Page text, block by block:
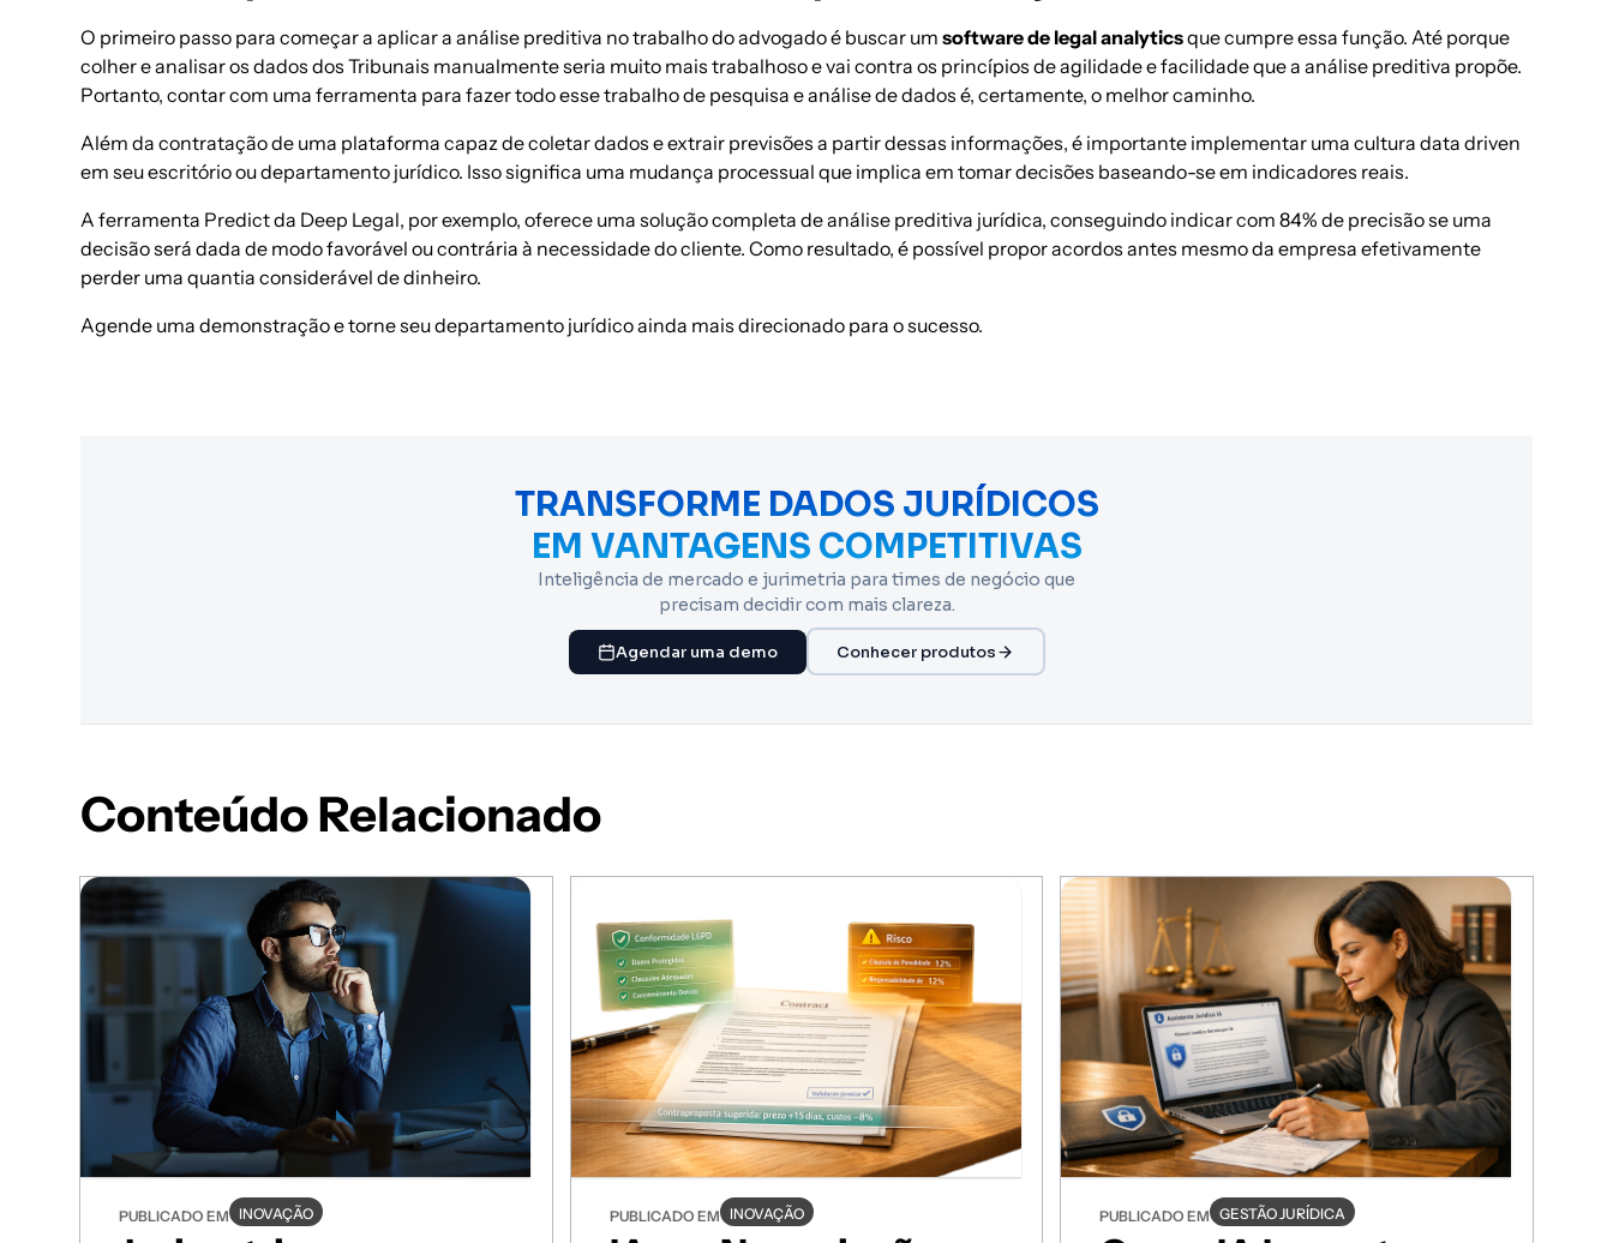
O primeiro passo para começar a aplicar a análise preditiva no trabalho do advogado é buscar um software de legal analyticsque cumpre essa função. Até porque
colher e analisar os dados dos Tribunais manualmente seria muito mais trabalhoso e vai contra os princípios de agilidade e facilidade que a análise preditiva propõe.
Portanto, contar com uma ferramenta para fazer todo esse trabalho de pesquisa e análise de dados é, certamente, o melhor caminho.
Além da contratação de uma plataforma capaz de coletar dados e extrair previsões a partir dessas informações, é importante implementar umacultura data driven
em seu escritório ou departamento jurídico. Isso significa uma mudança processual que implica em tomar decisões baseando-se em indicadores reais.
A ferramenta Predict da Deep Legal, por exemplo, oferece uma solução completa de análise preditiva jurídica, conseguindo indicar com 84% de precisão se uma
decisão será dada de modo favorável ou contrária à necessidade do cliente. Como resultado, é possível propor acordos antes mesmo da empresa efetivamente
perder uma quantia considerável de dinheiro.
Agende uma demonstraçãoe torne seu departamento jurídico ainda mais direcionado para o sucesso.
TRANSFORME DADOS JURÍDICOS
EM VANTAGENS COMPETITIVAS
Inteligência de mercado e jurimetria para times de negócio que
precisam decidir com mais clareza.
Agendar uma demo Conhecer produtos
Conteúdo Relacionado
PUBLICADO EM INOVAÇÃO PUBLICADO EM INOVAÇÃO PUBLICADO EM GESTÃO JURÍDICA